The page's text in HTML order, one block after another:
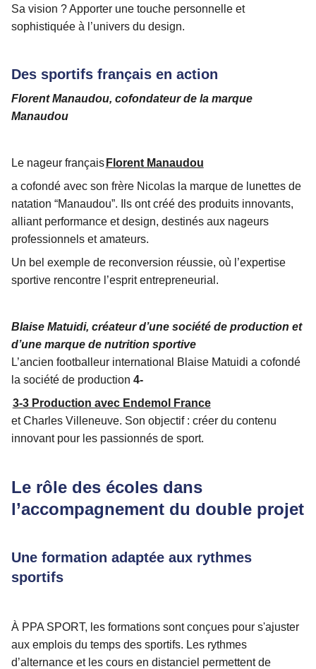
Sa vision ? Apporter une touche personnelle et
sophistiquée à l’univers du design.
Des sportifs français en action
Florent Manaudou, cofondateur de la marque
Manaudou
Le nageur français Florent Manaudou
a cofondé avec son frère Nicolas la marque de lunettes de
natation “Manaudou”. Ils ont créé des produits innovants,
alliant performance et design, destinés aux nageurs
professionnels et amateurs.
Un bel exemple de reconversion réussie, où l’expertise
sportive rencontre l’esprit entrepreneurial.
Blaise Matuidi, créateur d’une société de production et
d’une marque de nutrition sportive
L’ancien footballeur international Blaise Matuidi a cofondé
la société de production 4-
3-3 Production avec Endemol France
et Charles Villeneuve. Son objectif : créer du contenu
innovant pour les passionnés de sport.
Le rôle des écoles dans
l’accompagnement du double projet
Une formation adaptée aux rythmes
sportifs
À PPA SPORT, les formations sont conçues pour s'ajuster
aux emplois du temps des sportifs. Les rythmes
d’alternance et les cours en distanciel permettent de